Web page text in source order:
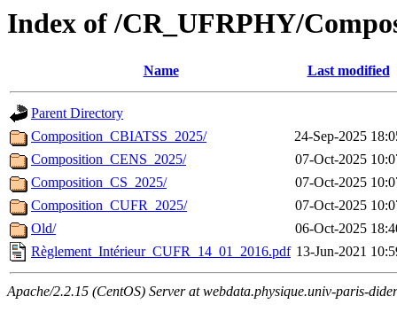
Index of /CR_UFRPHY/
Name Last modified
Parent Directory
Composition_CBIATSS_2025/
24-Sep-2025
Composition_CENS_2025/
07-Oct-2025
Composition_CS_2025/
07-Oct-2025
Composition_CUFR_2025/
07-Oct-2025
Old/
06-Oct-2025
Règlement_Intérieur_CUFR_14_01_2016.pdf 13-Jun-2021
Apache/2.2.15 (CentOS) Server at webdata.physique.univ-paris-